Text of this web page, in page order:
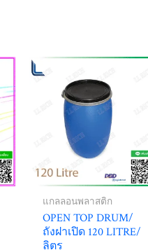
แกลลอนพลาสติก
OPEN TOP DRUM/
ถังฝาเปิด 120 LITRE/
ลิตร